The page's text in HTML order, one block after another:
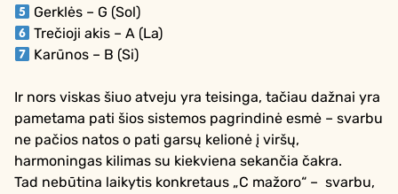
Gerklės – G (Sol)
Trečioji akis – A (La)
Karūnos – B (Si)
Ir nors viskas šiuo atveju yra teisinga, tačiau dažnai yra
pametama pati šios sistemos pagrindinė esmė – svarbu
ne pačios natos o pati garsų kelionė į viršų,
harmoningas kilimas su kiekviena sekančia čakra.
Tad nebūtina laikytis konkretaus „C mažoro“ – svarbu,